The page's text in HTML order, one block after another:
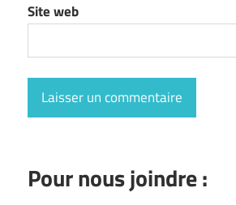
Site web
Pour nous joindre :